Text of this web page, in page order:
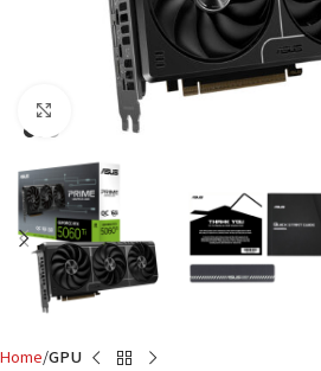
Click to enlarge
Home GPU